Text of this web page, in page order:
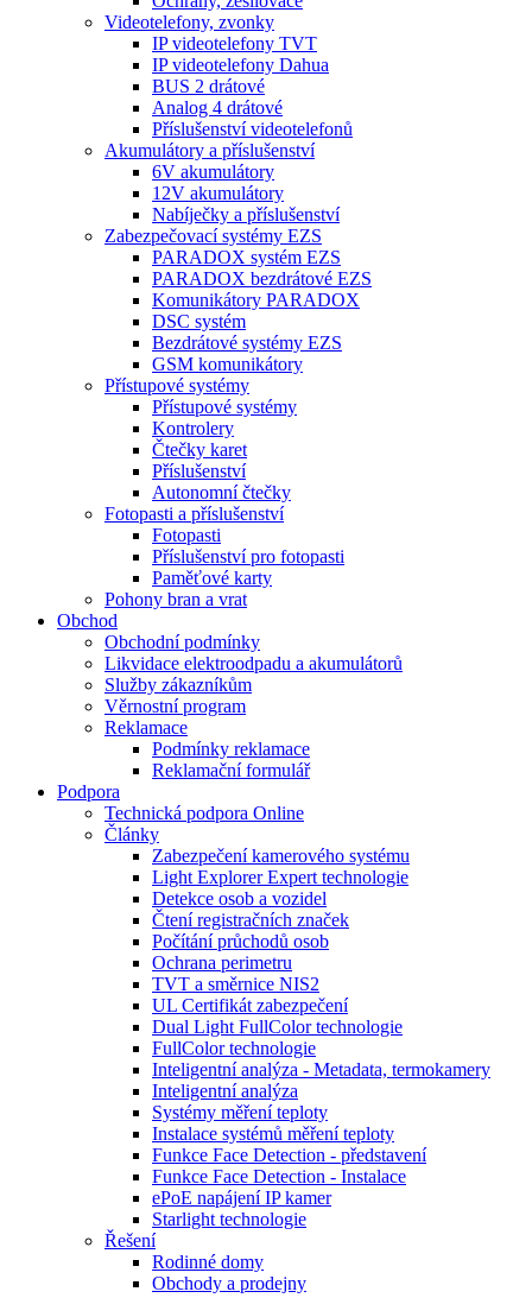
Videotelefony, zvonky
IP videotelefony TVT
IP videotelefony Dahua
BUS 2 drátové
Analog 4 drátové
Příslušenství videotelefonů
Akumulátory a příslušenství
6V akumulátory
12V akumulátory
Nabíječky a příslušenství
Zabezpečovací systémy EZS
PARADOX systém EZS
PARADOX bezdrátové EZS
Komunikátory PARADOX
DSC systém
Bezdrátové systémy EZS
GSM komunikátory
Přístupové systémy
Přístupové systémy
Kontrolery
Čtečky karet
Příslušenství
Autonomní čtečky
Fotopasti a příslušenství
Fotopasti
Příslušenství pro fotopasti
Paměťové karty
Pohony bran a vrat
Obchod
Obchodní podmínky
Likvidace elektroodpadu a akumulátorů
Služby zákazníkům
Věrnostní program
Reklamace
Podmínky reklamace
Reklamační formulář
Podpora
Technická podpora Online
Články
Zabezpečení kamerového systému
Light Explorer Expert technologie
Detekce osob a vozidel
Čtení registračních značek
Počítání průchodů osob
Ochrana perimetru
TVT a směrnice NIS2
UL Certifikát zabezpečení
Dual Light FullColor technologie
FullColor technologie
Inteligentní analýza - Metadata, termokamery
Inteligentní analýza
Systémy měření teploty
Instalace systémů měření teploty
Funkce Face Detection - představení
Funkce Face Detection - Instalace
ePoE napájení IP kamer
Starlight technologie
Řešení
Rodinné domy
Obchody a prodejny